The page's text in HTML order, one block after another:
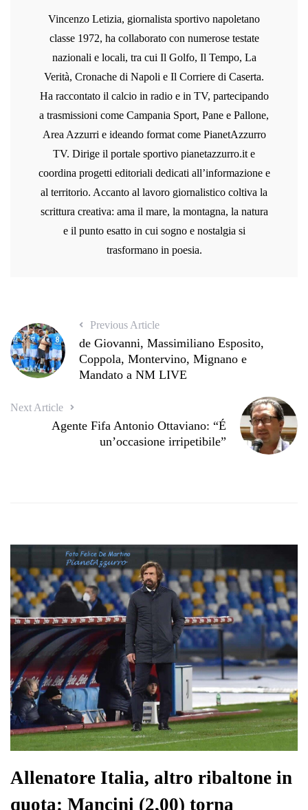
Vincenzo Letizia, giornalista sportivo napoletano
classe 1972, ha collaborato con numerose testate
nazionali e locali, tra cui Il Golfo, Il Tempo, La
Verità, Cronache di Napoli e Il Corriere di Caserta.
Ha raccontato il calcio in radio e in TV, partecipando
a trasmissioni come Campania Sport, Pane e Pallone,
Area Azzurri e ideando format come PianetAzzurro
TV. Dirige il portale sportivo pianetazzurro.it e
coordina progetti editoriali dedicati all’informazione e
al territorio. Accanto al lavoro giornalistico coltiva la
scrittura creativa: ama il mare, la montagna, la natura
e il punto esatto in cui sogno e nostalgia si
trasformano in poesia.
Previous Article
de Giovanni, Massimiliano Esposito,
Coppola, Montervino, Mignano e
Mandato a NM LIVE
Next Article
Agente Fifa Antonio Ottaviano: “É
un’occasione irripetibile”
Allenatore Italia, altro ribaltone in
quota: Mancini (2,00) torna